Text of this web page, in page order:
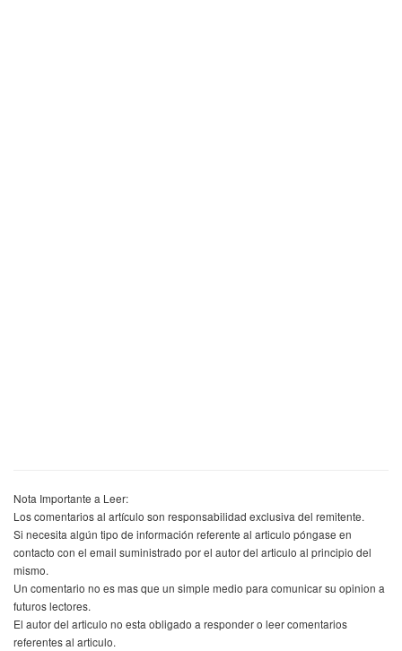
Nota Importante a Leer:
Los comentarios al artículo son responsabilidad exclusiva del remitente.
Si necesita algún tipo de información referente al articulo póngase en
contacto con el email suministrado por el autor del articulo al principio del
mismo.
Un comentario no es mas que un simple medio para comunicar su opinion a
futuros lectores.
El autor del articulo no esta obligado a responder o leer comentarios
referentes al articulo.